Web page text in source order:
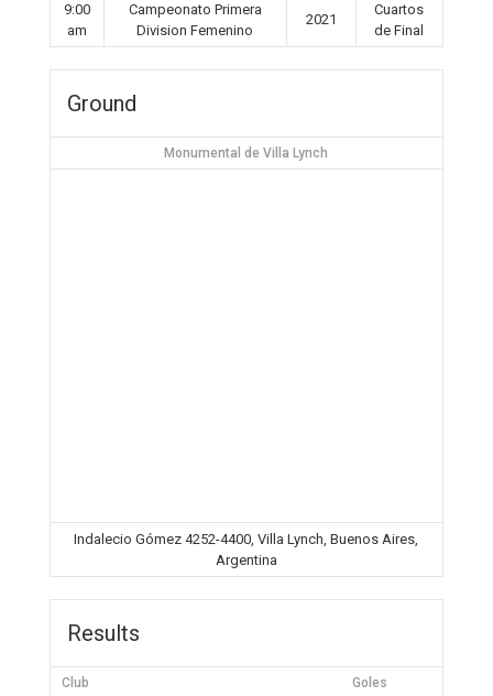
9:00
am
Campeonato Primera
Division Femenino
2021
Cuartos
de Final
Ground
Monumental de Villa Lynch
Indalecio Gómez 4252-4400, Villa Lynch, Buenos Aires,
Argentina
Results
Club Goles